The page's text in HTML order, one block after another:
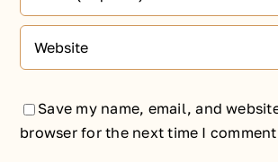
Save my name, email, and
browser for the next time I